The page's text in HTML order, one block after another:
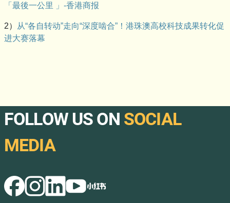
「最後一公里 」-香港商报
2）
从“各自转动”走向“深度啮合”！港珠澳高校科技成果转化促
进大赛落幕
FOLLOW US ON SOCIAL
MEDIA